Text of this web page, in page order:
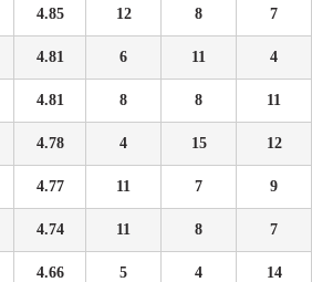
4.85 12 8 7
4.81 6 11 4
4.81 8 8 11
4.78 4 15 12
4.77 11 7 9
4.74 11 8 7
4.66 5 4 14